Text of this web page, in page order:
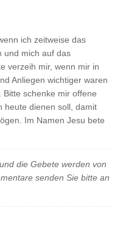
ich zeitweise das
und mich auf das
verzeih mir, wenn mir in
Anliegen wichtiger waren
schenke mir offene
heute dienen soll, damit
Im Namen Jesu bete
die Gebete werden von
senden Sie bitte an